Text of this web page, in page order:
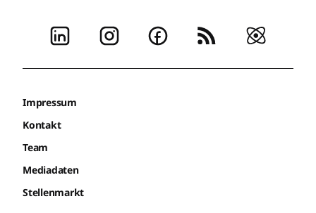
Impressum
Kontakt
Team
Mediadaten
Stellenmarkt